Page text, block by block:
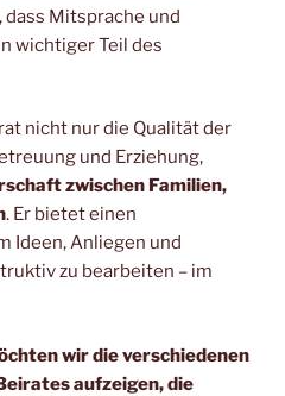
dass Mitsprache und
wichtiger Teil des
nicht nur die Qualität der
und Erziehung,
zwischen Familien,
. Er bietet einen
Ideen, Anliegen und
zu bearbeiten – im
wir die verschiedenen
aufzeigen, die